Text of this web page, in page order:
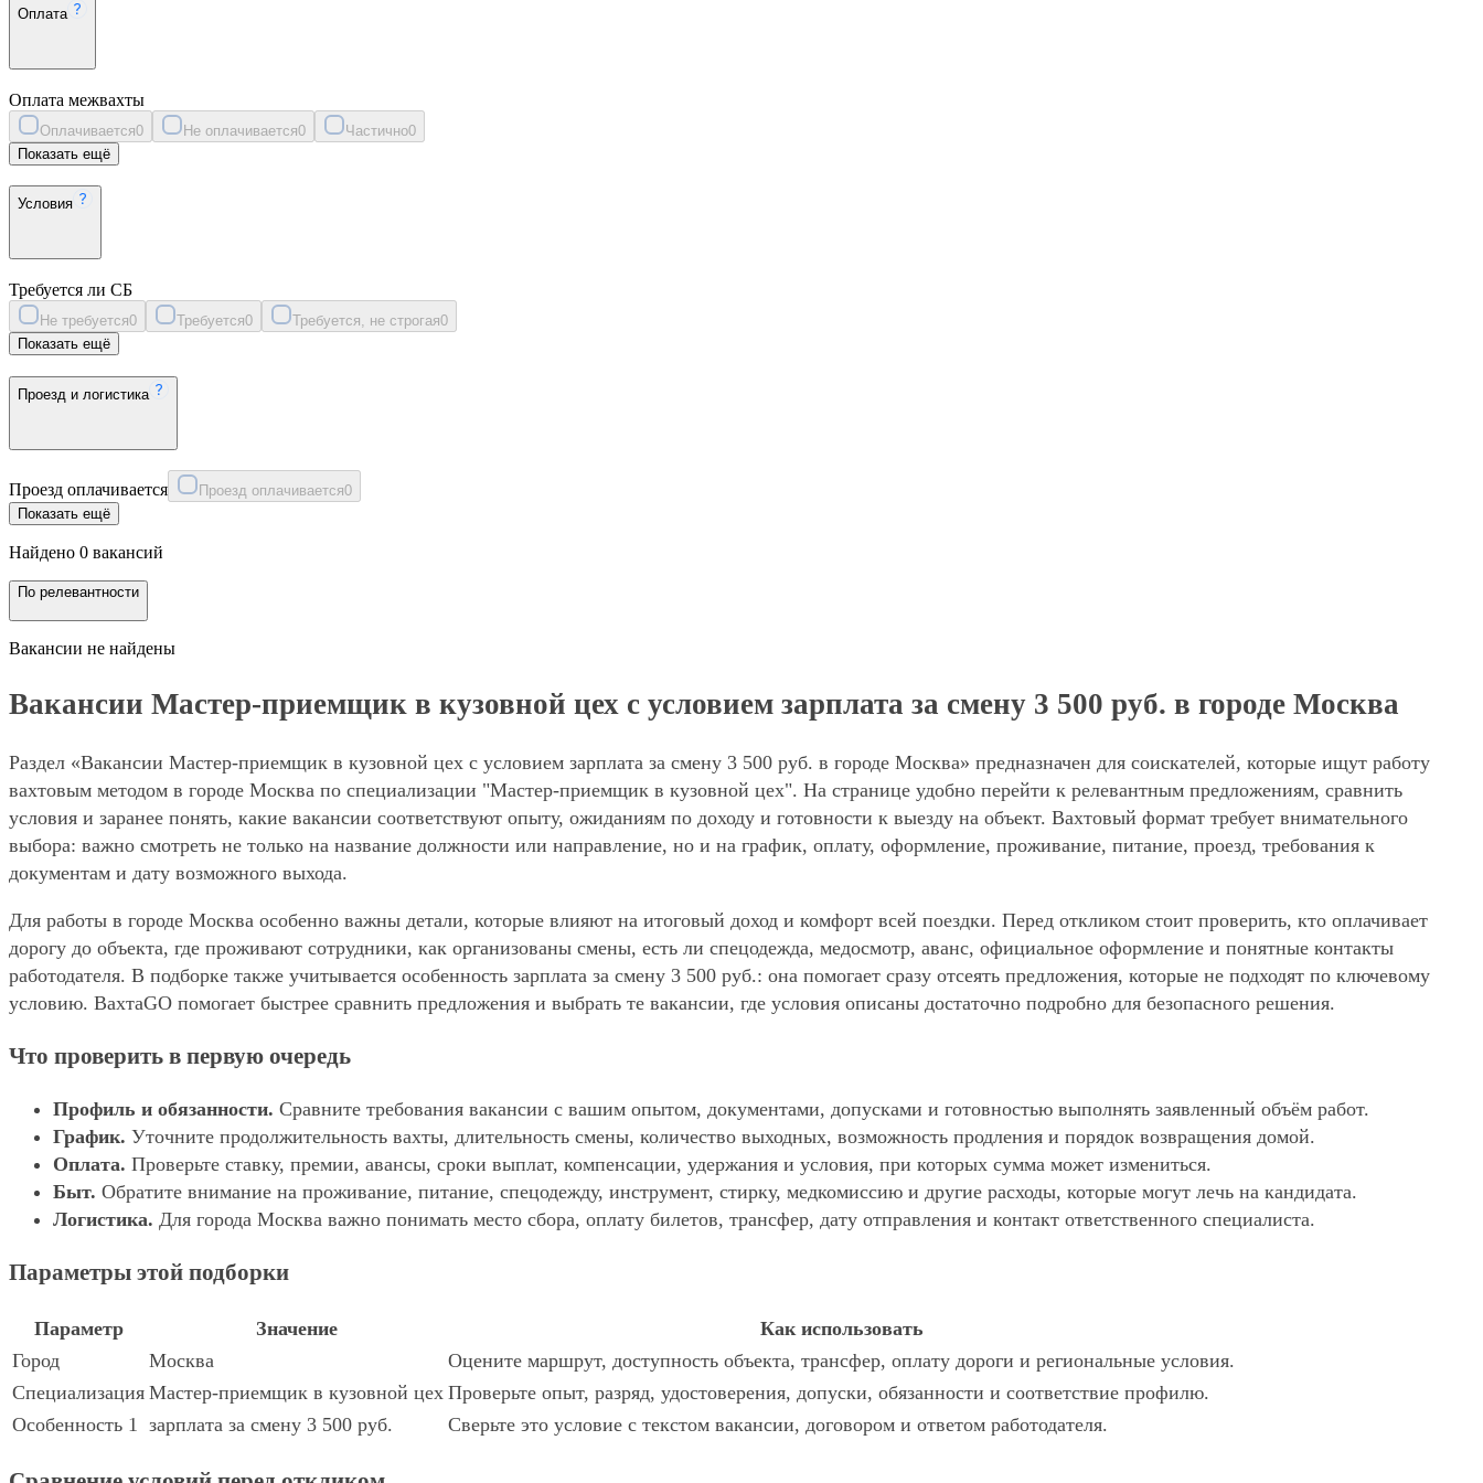
Оплата
Оплата межвахты
Оплачивается0 Не оплачивается0 Частично0
Показать ещё
Условия
Требуется ли СБ
Не требуется0 Требуется0 Требуется, не строгая0
Показать ещё
Проезд и логистика
Проезд оплачивается Проезд оплачивается0
Показать ещё
Найдено 0 вакансий
По релевантности
Вакансии не найдены
Вакансии Мастер-приемщик в кузовной цех с условием зарплата за смену 3 500 руб. в городе Москва
Раздел «Вакансии Мастер-приемщик в кузовной цех с условием зарплата за смену 3 500 руб. в городе Москва» предназначен для соискателей, которые ищут работу
вахтовым методом в городе Москва по специализации "Мастер-приемщик в кузовной цех". На странице удобно перейти к релевантным предложениям, сравнить
условия и заранее понять, какие вакансии соответствуют опыту, ожиданиям по доходу и готовности к выезду на объект. Вахтовый формат требует внимательного
выбора: важно смотреть не только на название должности или направление, но и на график, оплату, оформление, проживание, питание, проезд, требования к
документам и дату возможного выхода.
Для работы в городе Москва особенно важны детали, которые влияют на итоговый доход и комфорт всей поездки. Перед откликом стоит проверить, кто оплачивает
дорогу до объекта, где проживают сотрудники, как организованы смены, есть ли спецодежда, медосмотр, аванс, официальное оформление и понятные контакты
работодателя. В подборке также учитывается особенность зарплата за смену 3 500 руб.: она помогает сразу отсеять предложения, которые не подходят по ключевому
условию. ВахтаGO помогает быстрее сравнить предложения и выбрать те вакансии, где условия описаны достаточно подробно для безопасного решения.
Что проверить в первую очередь
Профиль и обязанности. Сравните требования вакансии с вашим опытом, документами, допусками и готовностью выполнять заявленный объём работ.
График. Уточните продолжительность вахты, длительность смены, количество выходных, возможность продления и порядок возвращения домой.
Оплата. Проверьте ставку, премии, авансы, сроки выплат, компенсации, удержания и условия, при которых сумма может измениться.
Быт. Обратите внимание на проживание, питание, спецодежду, инструмент, стирку, медкомиссию и другие расходы, которые могут лечь на кандидата.
Логистика. Для города Москва важно понимать место сбора, оплату билетов, трансфер, дату отправления и контакт ответственного специалиста.
Параметры этой подборки
Параметр Значение
Как использовать
Город
Москва
Оцените маршрут, доступность объекта, трансфер, оплату дороги и региональные условия.
Специализация Мастер-приемщик в кузовной цех Проверьте опыт, разряд, удостоверения, допуски, обязанности и соответствие профилю.
Особенность 1 зарплата за смену 3 500 руб. Сверьте это условие с текстом вакансии, договором и ответом работодателя.